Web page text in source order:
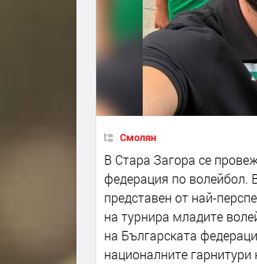
Смолян
В Стара Загора се
федерация по волейбол.
представен от най-
на турнира младите
на Българската
националните